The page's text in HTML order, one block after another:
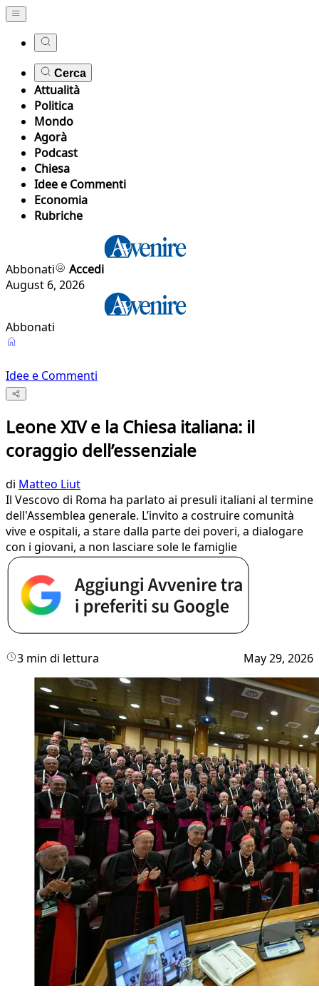
Cerca
Attualità
Politica
Mondo
Agorà
Podcast
Chiesa
Idee e Commenti
Economia
Rubriche
Abbonati
Accedi
August 6, 2026
Abbonati
Idee e Commenti
Leone XIV e la Chiesa italiana: il
coraggio dell’essenziale
di Matteo Liut
Il Vescovo di Roma ha parlato ai presuli italiani al termine
dell'Assemblea generale. L’invito a costruire comunità
vive e ospitali, a stare dalla parte dei poveri, a dialogare
con i giovani, a non lasciare sole le famiglie
3 min di lettura May 29, 2026